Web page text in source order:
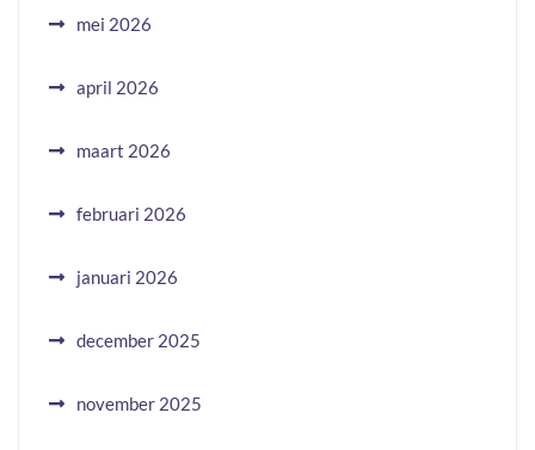
mei 2026
april 2026
maart 2026
februari 2026
januari 2026
december 2025
november 2025